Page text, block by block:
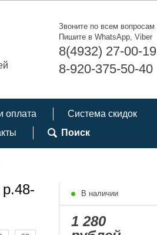
Звоните по всем вопросам
Пишите в WhatsApp, Viber
8(4932) 27-00-19
8-920-375-50-40
оплата
Система скидок
Поиск
В наличии
1 280